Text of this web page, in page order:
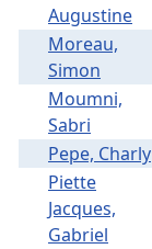
Augustine
Moreau,
Simon
Moumni,
Sabri
Pepe, Charly
Piette
Jacques,
Gabriel